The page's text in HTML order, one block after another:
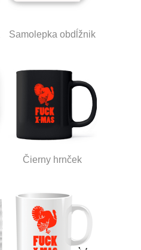
Samolepka obdĺžnik
Čierny hrnček